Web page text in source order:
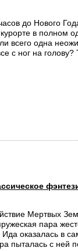
до Нового
в полном
всего одна
с ног на голову?
Мертвых
пара
оказалась в
пыталась с ней